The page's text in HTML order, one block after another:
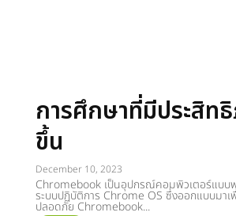
การศึกษาที่มีประสิท
ขึ้น
December 10, 2023
Chromebook เป็นอุปกรณ์คอมพิวเตอร์แบบ
ระบบปฏิบัติการ Chrome OS ซึ่งออกแบบมาเ
ปลอดภัย Chromebook...